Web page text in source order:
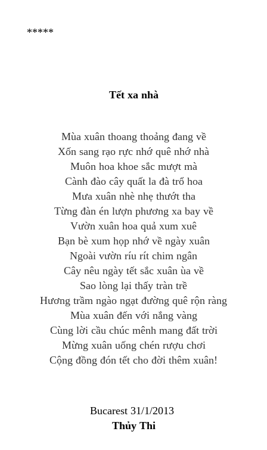
*****
Tết xa nhà
Mùa xuân thoang thoảng đang về
Xốn sang rạo rực nhớ quê nhớ nhà
Muôn hoa khoe sắc mượt mà
Cành đào cây quất la đà trổ hoa
Mưa xuân nhè nhẹ thướt tha
Từng đàn én lượn phương xa bay về
Vườn xuân hoa quả xum xuê
Bạn bè xum họp nhớ về ngày xuân
Ngoài vườn ríu rít chim ngân
Cây nêu ngày tết sắc xuân ùa về
Sao lòng lại thấy tràn trề
Hương trầm ngào ngạt đường quê rộn ràng
Mùa xuân đến với nắng vàng
Cùng lời cầu chúc mênh mang đất trời
Mừng xuân uống chén rượu chơi
Cộng đồng đón tết cho đời thêm xuân!
Bucarest 31/1/2013
Thủy Thi